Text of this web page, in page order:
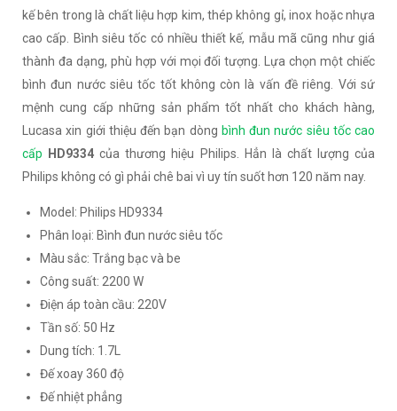
kế bên trong là chất liệu hợp kim, thép không gỉ, inox hoặc nhựa
cao cấp. Bình siêu tốc có nhiều thiết kế, mẫu mã cũng như giá
thành đa dạng, phù hợp với mọi đối tượng. Lựa chọn một chiếc
bình đun nước siêu tốc tốt không còn là vấn đề riêng. Với sứ
mệnh cung cấp những sản phẩm tốt nhất cho khách hàng,
Lucasa xin giới thiệu đến bạn dòng bình đun nước siêu tốc cao
cấp HD9334của thương hiệu Philips. Hẳn là chất lượng của
Philips không có gì phải chê bai vì uy tín suốt hơn 120 năm nay.
Model: Philips HD9334
Phân loại: Bình đun nước siêu tốc
Màu sắc: Trắng bạc và be
Công suất: 2200 W
Điện áp toàn cầu: 220V
Tần số: 50 Hz
Dung tích: 1.7L
Đế xoay 360 độ
Đế nhiệt phẳng